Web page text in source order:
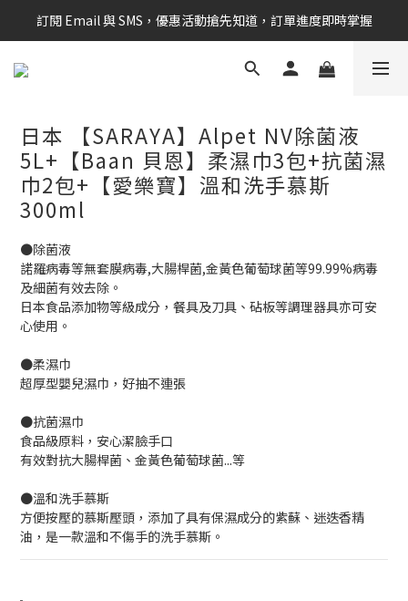
新會員享$100購物金 現在立即加入！
訂閱 Email 與 SMS，優惠活動搶先知道，訂單進度即時掌握
新會員享$100購物金 現在立即加入！
日本 【SARAYA】Alpet NV除菌液
5L+【Baan 貝恩】柔濕巾3包+抗菌濕
巾2包+【愛樂寶】溫和洗手慕斯
300ml
●除菌液
諾羅病毒等無套膜病毒,大腸桿菌,金黃色葡萄球菌等99.99%病毒
及細菌有效去除。
日本食品添加物等級成分，餐具及刀具、砧板等調理器具亦可安
心使用。
●柔濕巾
超厚型嬰兒濕巾，好抽不連張
●抗菌濕巾
食品級原料，安心潔臉手口
有效對抗大腸桿菌、金黃色葡萄球菌...等
●溫和洗手慕斯
方便按壓的慕斯壓頭，添加了具有保濕成分的紫蘇、迷迭香精
油，是一款溫和不傷手的洗手慕斯。